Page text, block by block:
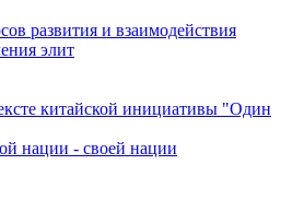
развития и взаимодействия
элит
китайской инициативы "Один
нации - своей нации